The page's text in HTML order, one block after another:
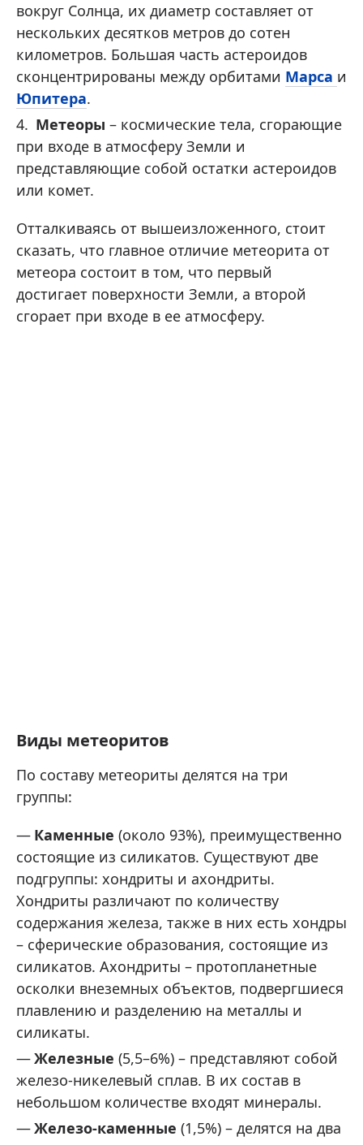
вокруг Солнца, их диаметр составляет от
нескольких десятков метров до сотен
километров. Большая часть астероидов
сконцентрированы между орбитами Марса и
Юпитера.
Метеоры – космические тела, сгорающие
при входе в атмосферу Земли и
представляющие собой остатки астероидов
или комет.
Отталкиваясь от вышеизложенного, стоит
сказать, что главное отличие метеорита от
метеора состоит в том, что первый
достигает поверхности Земли, а второй
сгорает при входе в ее атмосферу.
Виды метеоритов
По составу метеориты делятся на три
группы:
Каменные (около 93%), преимущественно
состоящие из силикатов. Существуют две
подгруппы: хондриты и ахондриты.
Хондриты различают по количеству
содержания железа, также в них есть хондры
– сферические образования, состоящие из
силикатов. Ахондриты – протопланетные
осколки внеземных объектов, подвергшиеся
плавлению и разделению на металлы и
силикаты.
Железные (5,5–6%) – представляют собой
железо-никелевый сплав. В их состав в
небольшом количестве входят минералы.
Железо-каменные (1,5%) – делятся на два